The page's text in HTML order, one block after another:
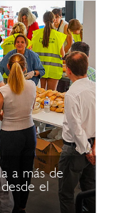
a más de
el